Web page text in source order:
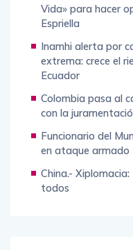
Vida» para hacer
Espriella
Inamhi alerta por
extrema: crece el
Ecuador
Colombia pasa al
con la
Funcionario del
en ataque armado
China.-
todos